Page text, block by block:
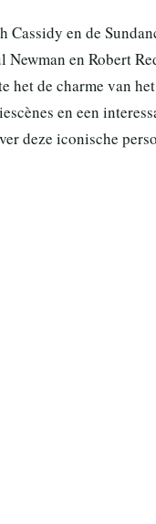
Cassidy en de
en Robert
het de charme van
en een
deze iconische